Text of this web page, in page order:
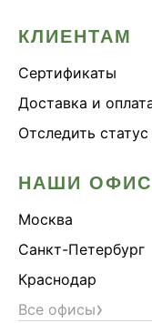
КЛИЕНТАМ
Сертификаты
Доставка и
Отследить статус
НАШИ
Москва
Санкт-Петербург
Краснодар
Все офисы›